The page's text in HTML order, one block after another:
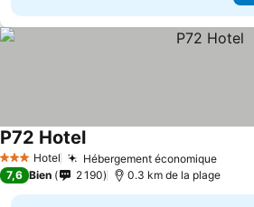
3 ÉtoilesHotel Hébergement économique
P72 Hotel
7,6 Bien 2 190 0.3 km de la plage